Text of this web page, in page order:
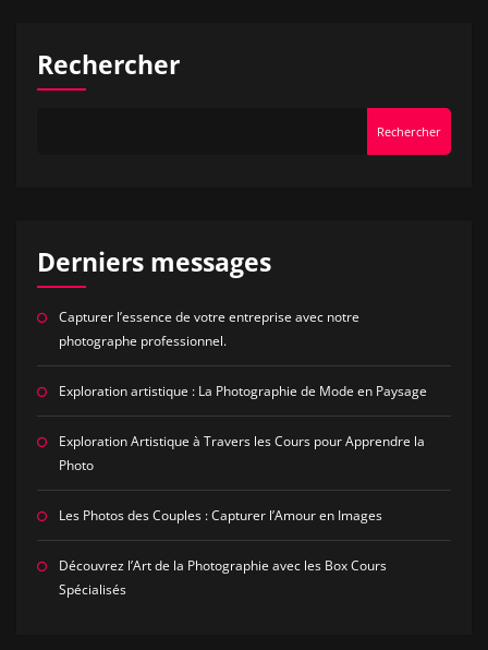
Rechercher
Rechercher
Derniers messages
Capturer l’essence de votre entreprise avec notre
photographe professionnel.
Exploration artistique : La Photographie de Mode en Paysage
Exploration Artistique à Travers les Cours pour Apprendre la
Photo
Les Photos des Couples : Capturer l’Amour en Images
Découvrez l’Art de la Photographie avec les Box Cours
Spécialisés